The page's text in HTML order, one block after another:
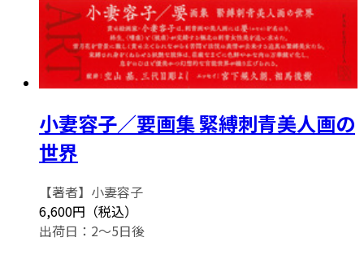
小妻容子／要画集 緊縛刺青美人画の
世界
【著者】小妻容子
6,600円（税込）
出荷日：2～5日後